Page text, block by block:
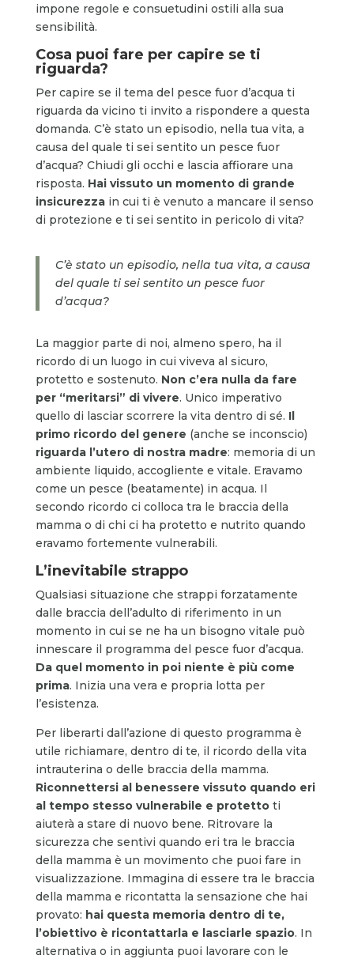
impone regole e consuetudini ostili alla sua
sensibilità.
Cosa puoi fare per capire se ti
riguarda?
Per capire se il tema del pesce fuor d’acqua ti
riguarda da vicino ti invito a rispondere a questa
domanda. C’è stato un episodio, nella tua vita, a
causa del quale ti sei sentito un pesce fuor
d’acqua? Chiudi gli occhi e lascia affiorare una
risposta. Hai vissuto un momento di grande
insicurezzain cui ti è venuto a mancare il senso
di protezione e ti sei sentito in pericolo di vita?
C’è stato un episodio, nella tua vita, a causa
del quale ti sei sentito un pesce fuor
d’acqua?
La maggior parte di noi, almeno spero, ha il
ricordo di un luogo in cui viveva al sicuro,
protetto e sostenuto. Non c’era nulla da fare
per “meritarsi” di vivere. Unico imperativo
quello di lasciar scorrere la vita dentro di sé. Il
primo ricordo del genere (anche se inconscio)
riguarda l’utero di nostra madre: memoria di un
ambiente liquido, accogliente e vitale. Eravamo
come un pesce (beatamente) in acqua. Il
secondo ricordo ci colloca tra le braccia della
mamma o di chi ci ha protetto e nutrito quando
eravamo fortemente vulnerabili.
L’inevitabile strappo
Qualsiasi situazione che strappi forzatamente
dalle braccia dell’adulto di riferimento in un
momento in cui se ne ha un bisogno vitale può
innescare il programma del pesce fuor d’acqua.
Da quel momento in poi niente è più come
prima. Inizia una vera e propria lotta per
l’esistenza.
Per liberarti dall’azione di questo programma è
utile richiamare, dentro di te, il ricordo della vita
intrauterina o delle braccia della mamma.
Riconnettersi al benessere vissuto quando eri
al tempo stesso vulnerabile e protettoti
aiuterà a stare di nuovo bene. Ritrovare la
sicurezza che sentivi quando eri tra le braccia
della mamma è un movimento che puoi fare in
visualizzazione. Immagina di essere tra le braccia
della mamma e ricontatta la sensazione che hai
provato: hai questa memoria dentro di te,
l’obiettivo è ricontattarla e lasciarle spazio. In
alternativa o in aggiunta puoi lavorare con le